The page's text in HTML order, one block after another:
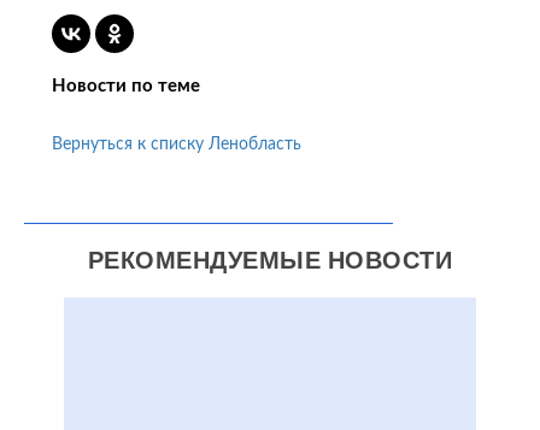
Новости по теме
Вернуться к списку Ленобласть
РЕКОМЕНДУЕМЫЕ НОВОСТИ